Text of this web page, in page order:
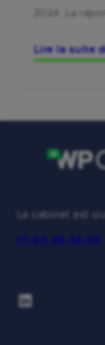
2024. La
Lire la suite
Le cabinet est
01.69.46.46.69
LinkedIn